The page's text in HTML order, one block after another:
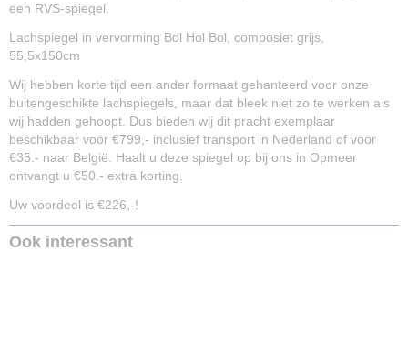
een RVS-spiegel.
Lachspiegel in vervorming Bol Hol Bol, composiet grijs,
55,5x150cm
Wij hebben korte tijd een ander formaat gehanteerd voor onze
buitengeschikte lachspiegels, maar dat bleek niet zo te werken als
wij hadden gehoopt. Dus bieden wij dit pracht exemplaar
beschikbaar voor €799,- inclusief transport in Nederland of voor
€35.- naar België. Haalt u deze spiegel op bij ons in Opmeer
ontvangt u €50.- extra korting.
Uw voordeel is €226,-!
Ook interessant